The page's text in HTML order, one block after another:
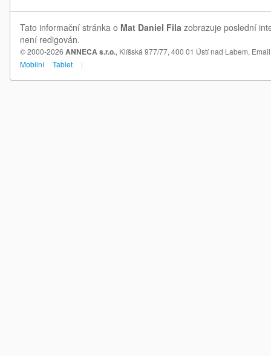
Tato informační stránka o Mat Daniel Fila zobrazuje poslední
není redigován.
© 2000-2026 ANNECA s.r.o., Klíšská 977/77, 400 01 Ústí nad Labem,
Mobilní
Tablet |